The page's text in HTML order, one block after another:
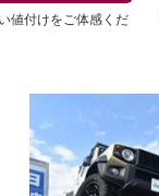
値付けをご体感くだ